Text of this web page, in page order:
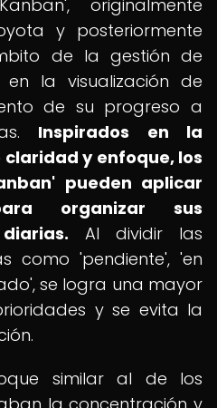
originalmente
y posteriormente
de la gestión de
la visualización de
de su progreso a
Inspirados en la
y enfoque, los
pueden aplicar
organizar sus
Al dividir las
como 'pendiente', 'en
se logra una mayor
y se evita la
similar al de los